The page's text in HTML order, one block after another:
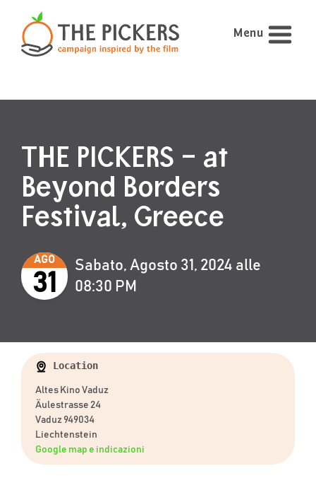
Menu
THE PICKERS – at
Beyond Borders
Festival, Greece
AGO
31
Sabato, Agosto 31, 2024 alle
08:30 PM
Location
Altes Kino Vaduz
Äulestrasse 24
Vaduz 949034
Liechtenstein
Google map e indicazioni